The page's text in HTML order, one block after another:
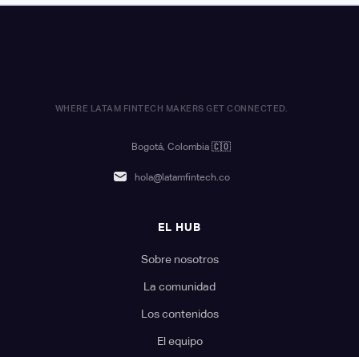
WHERE LATAM FINTECH MAKERS GET CONNECTED.
Bogotá, Colombia 🇨🇴
hola@latamfintech.co
EL HUB
Sobre nosotros
La comunidad
Los contenidos
El equipo